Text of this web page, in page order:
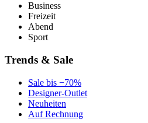
Business
Freizeit
Abend
Sport
Trends & Sale
Sale bis −70%
Designer-Outlet
Neuheiten
Auf Rechnung